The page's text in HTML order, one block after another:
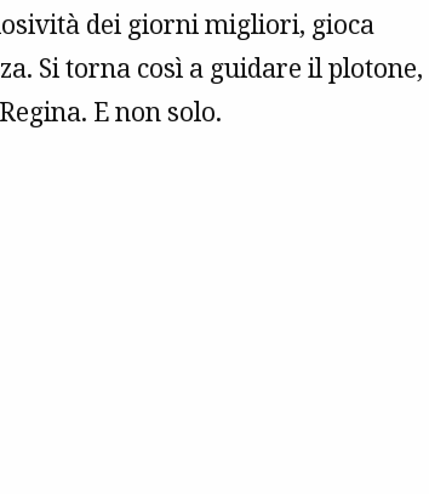
dei giorni migliori, gioca
Si torna così a guidare il plotone,
E non solo.